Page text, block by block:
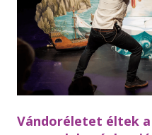
Vándoréletet éltek a